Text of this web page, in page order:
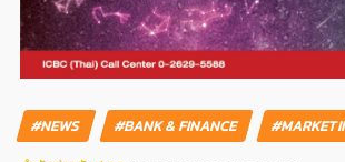
#NEWS #BANK & FINANCE